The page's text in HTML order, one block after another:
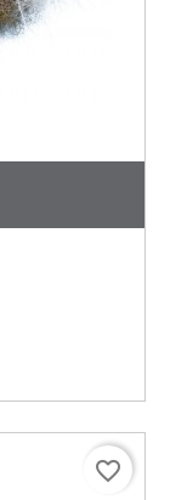
favorite_border